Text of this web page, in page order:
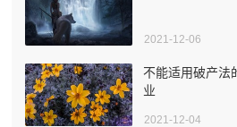
2021-12-06
不能适用破产法
业
2021-12-04